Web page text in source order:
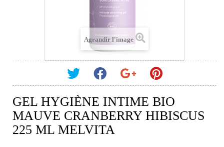
Agrandir l'image
GEL HYGIÈNE INTIME BIO
MAUVE CRANBERRY HIBISCUS
225 ML MELVITA